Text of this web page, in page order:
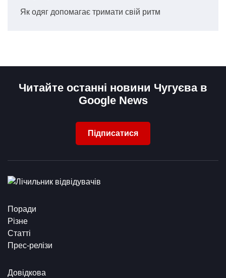
Як одяг допомагає тримати свій ритм
Читайте останні новини Чугуєва в
Google News
Підписатися
Поради
Різне
Статті
Прес-релізи
Довідкова